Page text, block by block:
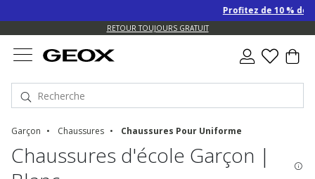
Profitez de 10 % de
RETOUR TOUJOURS GRATUIT
Garçon Chaussures Chaussures Pour Uniforme
Chaussures d'école Garçon |